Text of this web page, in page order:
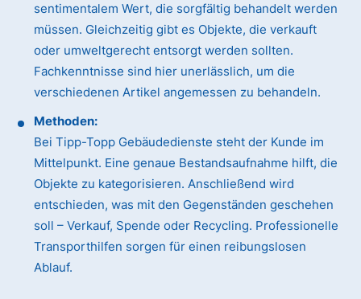
sentimentalem Wert, die sorgfältig behandelt werden
müssen. Gleichzeitig gibt es Objekte, die verkauft
oder umweltgerecht entsorgt werden sollten.
Fachkenntnisse sind hier unerlässlich, um die
verschiedenen Artikel angemessen zu behandeln.
Methoden:
Bei Tipp-Topp Gebäudedienste steht der Kunde im
Mittelpunkt. Eine genaue Bestandsaufnahme hilft, die
Objekte zu kategorisieren. Anschließend wird
entschieden, was mit den Gegenständen geschehen
soll – Verkauf, Spende oder Recycling. Professionelle
Transporthilfen sorgen für einen reibungslosen
Ablauf.